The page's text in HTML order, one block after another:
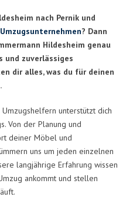
nach Pernik und
Umzugsunternehmen? Dann
Hildesheim genau
und zuverlässiges
dir alles, was du für deinen
unterstützt dich
Von der Planung und
deiner Möbel und
uns um jeden einzelnen
langjährige Erfahrung wissen
ankommt und stellen